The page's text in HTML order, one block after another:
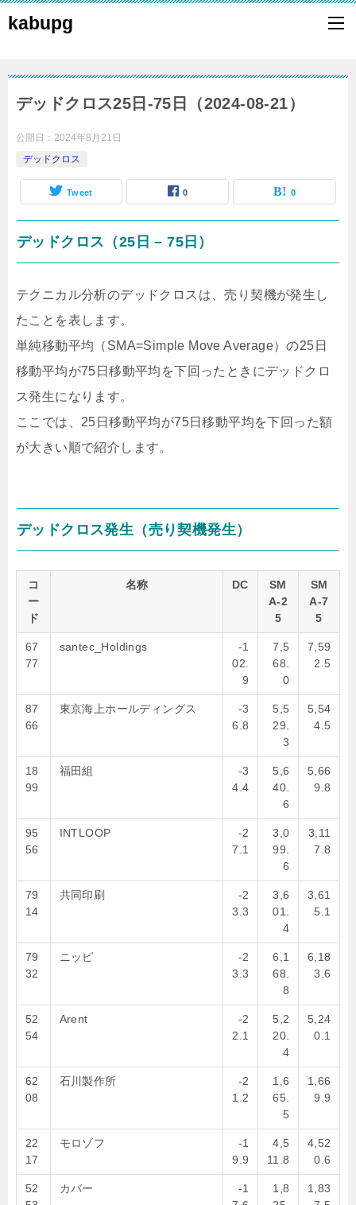
kabupg
デッドクロス25日-75日（2024-08-21）
公開日： 2024年8月21日
デッドクロス
Tweet 0 0
デッドクロス（25日 – 75日）
テクニカル分析のデッドクロスは、売り契機が発生し
たことを表します。
単純移動平均（SMA=Simple Move Average）の25日
移動平均が75日移動平均を下回ったときにデッドクロ
ス発生になります。
ここでは、25日移動平均が75日移動平均を下回った額
が大きい順で紹介します。
デッドクロス発生（売り契機発生）
コ
ー
ド
名称 DC
SM
A-2
5
SM
A-7
5
67
77
santec_Holdings
-1
02.
9
7,5
68.
0
7,59
2.5
87
66
東京海上ホールディングス
-3
6.8
5,5
29.
3
5,54
4.5
18
99
福田組
-3
4.4
5,6
40.
6
5,66
9.8
95
56
INTLOOP
-2
7.1
3,0
99.
6
3,11
7.8
79
14
共同印刷
-2
3.3
3,6
01.
4
3,61
5.1
79
32
ニッピ
-2
3.3
6,1
68.
8
6,18
3.6
52
54
Arent
-2
2.1
5,2
20.
4
5,24
0.1
62
08
石川製作所
-2
1.2
1,6
65.
5
1,66
9.9
22
17
モロゾフ
-1
9.9
4,5
11.8
4,52
0.6
52
カバー
-1
1,8
1,83